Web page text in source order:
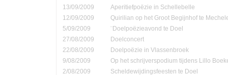
13/09/2009
Aperitiefpoëzie in Schellebelle
12/09/2009
Quirilian op het Groot Begijnhof te
5/09/2009
¨Doelpoëzieavond te Doel
27/08/2009
Doelconcert
22/08/2009
Doelpoëzie in Vlassenbroek
9/08/2009
Op het schrijverspodium tijdens Lillo
2/08/2009
Scheldewijdingsfeesten te Doel